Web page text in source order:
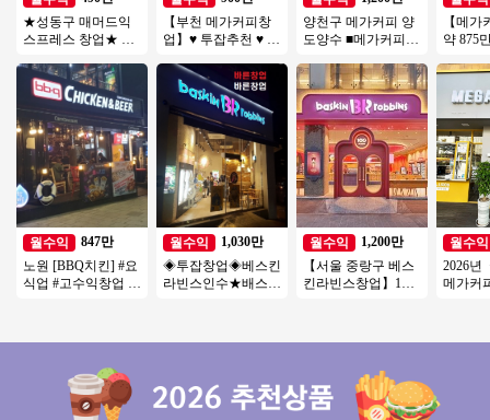
★성동구 매머드익
스프레스 창업★ 성
차이 없이 꾸준한 매
장
월수익
847만
노원 [BBQ치킨] #요
식업 #고수익창업 #
【부천 메가커피창
업】♥ 투잡추천 ♥ 소
양도양수창업 ♥ 고
수익
월수익
1,030만
◈투잡창업◈베스킨
라빈스인수★배스킨
양천구 메가커피 양
도양수 ■메가커피■
대단지아파트＃반오
토 투잡 추천
월수익
1,200만
【서울 중랑구 베스
킨라빈스창업】1번
【메
약 875
피스,
월수익
2026년
메가커